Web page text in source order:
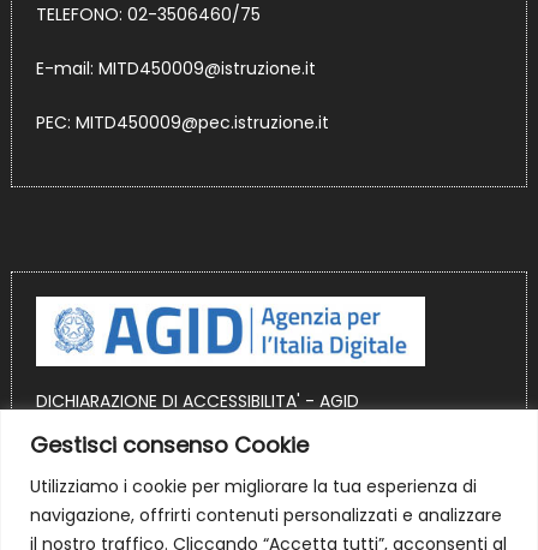
Gestisci consenso Cookie
Utilizziamo i cookie per migliorare la tua esperienza di
navigazione, offrirti contenuti personalizzati e analizzare
il nostro traffico. Cliccando “Accetta tutti”, acconsenti al
TELEFONO: 02-3506460/75
E-mail: MITD450009@istruzione.it
PEC: MITD450009@pec.istruzione.it
DICHIARAZIONE DI ACCESSIBILITA' - AGID
OBIETTIVI DI ACCESSIBILITA' AGID
Sito realizzato in ambiente WordPress